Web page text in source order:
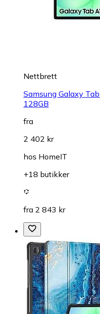
Nettbrett
Samsung Galaxy
128GB
fra
2 402 kr
hos HomeIT
+18 butikker
fra 2 843 kr